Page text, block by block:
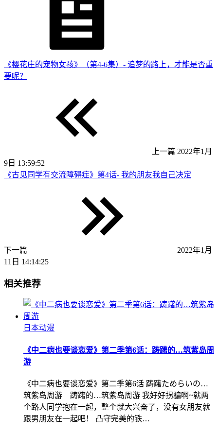
《樱花庄的宠物女孩》（第4-6集）- 追梦的路上，才能是否重
要呢？
上一篇 2022年1月
9日 13:59:52
《古见同学有交流障碍症》第4话- 我的朋友我自己决定
下一篇
2022年1月
11日 14:14:25
相关推荐
日本动漫
《中二病也要谈恋爱》第二季第6话：踌躇的…筑紫岛周
游
《中二病也要谈恋爱》第二季第6话 踌躇ためらいの…
筑紫岛周游 踌躇的…筑紫岛周游 我好好拐骗啊~就两
个路人同学抱在一起，整个就大兴奋了，没有女朋友就
跟男朋友在一起吧！ 凸守完美的铁…